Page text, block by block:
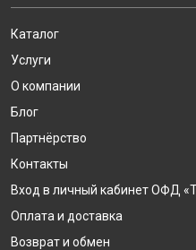
Каталог
Услуги
О компании
Блог
Партнёрство
Контакты
Вход в личный кабинет ОФД
Оплата и доставка
Возврат и обмен